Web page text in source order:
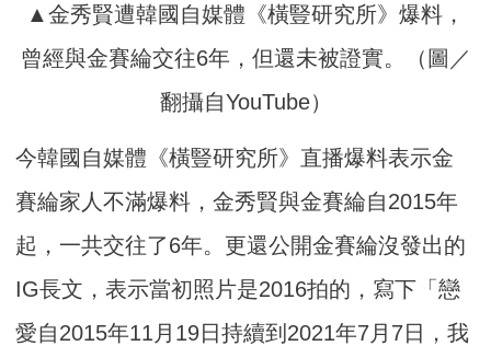
▲金秀賢遭韓國自媒體《橫豎研究所》爆料，
曾經與金賽綸交往6年，但還未被證實。（圖／
翻攝自YouTube）
今韓國自媒體《橫豎研究所》直播爆料表示金
賽綸家人不滿爆料，金秀賢與金賽綸自2015年
起，一共交往了6年。更還公開金賽綸沒發出的
IG長文，表示當初照片是2016拍的，寫下「戀
愛自2015年11月19日持續到2021年7月7日，我